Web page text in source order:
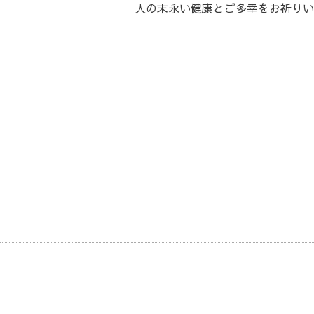
人の末永い健康とご多幸をお祈り